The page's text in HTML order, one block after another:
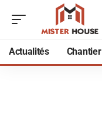
Actualités Chantier